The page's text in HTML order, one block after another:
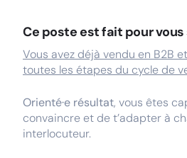
Ce poste est fait pour vous
Vous avez déjà vendu en B2B
toutes les étapes du cycle de
Orienté·e résultat, vous êtes
convaincre et de t’adapter à
interlocuteur.